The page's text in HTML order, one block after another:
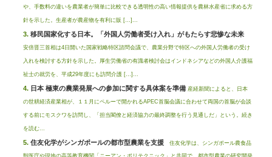
や、手数料の違いを農業者が簡単に比較できる透明性の高い情報提供を農林水産省に求める方
針を示した。生産者が農産物を有利に販 […]...
移民国家化する日本。「外国人労働者受け入れ」がもたらす悲惨な未来
安倍晋三首相は4日開いた国家戦略特区諮問会議で、農業分野で特区への外国人労働者の受け
入れを検討する方針を示した。厚生労働省の有識者検討会はインドネシアなどの外国人介護福
祉士の就労を、平成29年度にも訪問介護 […]...
日本 極東の農業発展への参加に関する具体案を準備 産経新聞によると、日本
の世耕経済産業相が、１１月にペルーで開かれるAPEC首脳会議に合わせて両国の首脳が会談
する前にモスクワを訪問し、「担当閣僚と経済協力の最終調整を行う見通しだ」という。続き
を読む...
住友化学がシンガポールの都市型農業を支援
住友化学は、シンガポール農食品